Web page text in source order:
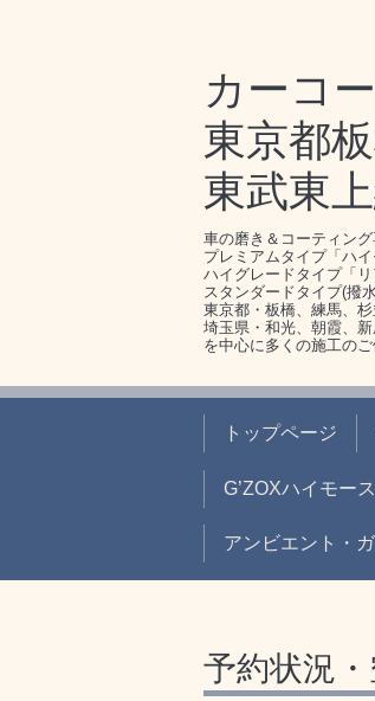
カーコ
東京都
東武東
車の磨き＆コーティン
プレミアムタイプ「ハ
ハイグレードタイプ「
スタンダードタイプ(撥
東京都・板橋、練馬、
埼玉県・和光、朝霞、
を中心に多くの施工の
トップページ
G’ZOXハイモー
アンビエント・
予約状況